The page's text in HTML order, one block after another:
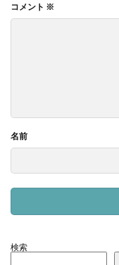
コメント ※
名前
検索